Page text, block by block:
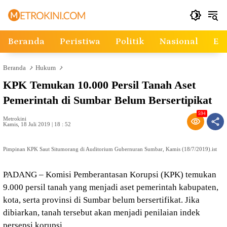
Beranda Peristiwa Politik Nasional
Beranda Hukum
KPK Temukan 10.000 Persil Tanah Aset
Pemerintah di Sumbar Belum Bersertipikat
Metrokini
Kamis, 18 Juli 2019 | 18 : 52
594
Pimpinan KPK Saut Situmorang di Auditorium Gubernuran Sumbar, Kamis (18/7/2019).ist
PADANG – Komisi Pemberantasan Korupsi (KPK) temukan
9.000 persil tanah yang menjadi aset pemerintah kabupaten,
kota, serta provinsi di Sumbar belum bersertifikat. Jika
dibiarkan, tanah tersebut akan menjadi penilaian indek